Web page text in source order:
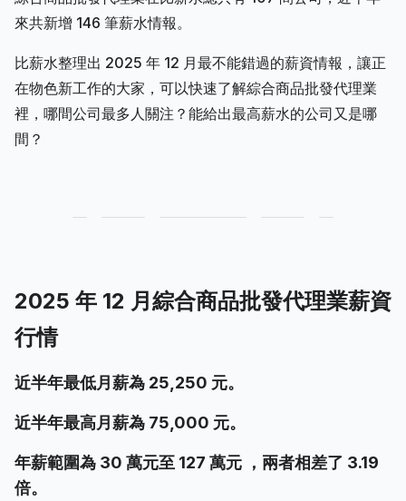
來共新增 146 筆薪水情報。
比薪水整理出 2025 年 12 月最不能錯過的薪資情報，讓正
在物色新工作的大家，可以快速了解綜合商品批發代理業
裡，哪間公司最多人關注？能給出最高薪水的公司又是哪
間？
2025 年 12 月綜合商品批發代理業薪資
行情
近半年最低月薪為 25,250 元。
近半年最高月薪為 75,000 元。
年薪範圍為 30 萬元至 127 萬元 ，兩者相差了 3.19
倍。